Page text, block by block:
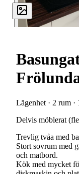
Lägenhet · 2 rum ·
Delvis möblerat
Trevlig tvåa med
Stort sovrum med
och matbord.
Kök med mycket